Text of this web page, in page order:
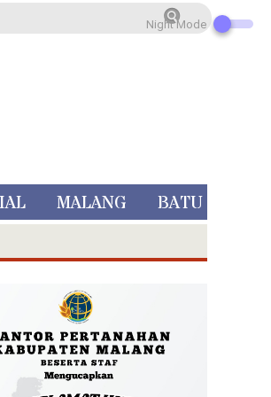
MALANG BATU
Night Mode